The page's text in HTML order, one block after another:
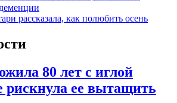
рассказала, как полюбить осень
80 лет с иглой
рискнула ее вытащить